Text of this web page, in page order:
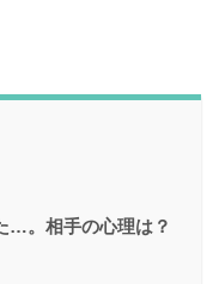
…。相手の心理は？